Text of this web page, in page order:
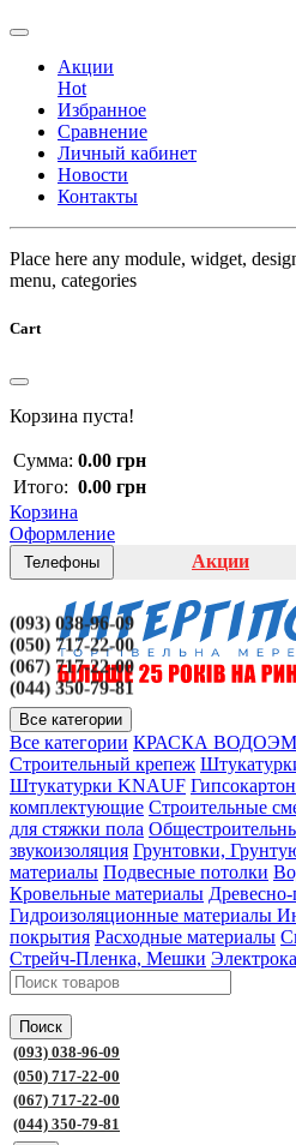
Акции
Hot
Избранное
Сравнение
Личный кабинет
Новости
Контакты
Place here any module, widget,
menu, categories
Cart
Корзина пуста!
Сумма: 0.00 грн
Итого: 0.00 грн
Корзина
Оформление
Телефоны
(093) 038-96-09
(050) 717-22-00
(067) 717-22-00
(044) 350-79-81
Акции
Все категории
Все категории КРАСКА
Строительный крепеж
Штукатурки KNAUF
комплектующие Строительные
для стяжки пола
звукоизоляция Грунтовки,
материалы Подвесные потолки
Кровельные материалы
Гидроизоляционные материалы
покрытия Расходные материалы
Стрейч-Пленка, Мешки
Поиск
(093) 038-96-09
(050) 717-22-00
(067) 717-22-00
(044) 350-79-81